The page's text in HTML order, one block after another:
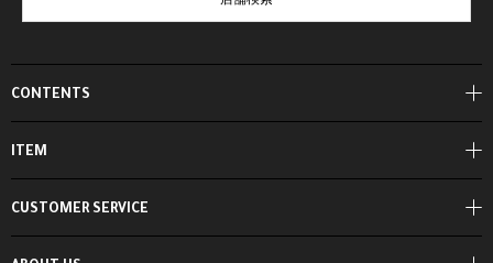
CONTENTS
ITEM
CUSTOMER SERVICE